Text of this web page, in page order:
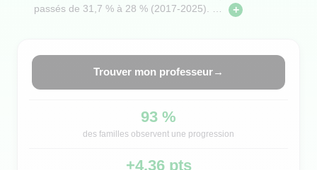
passés de 31,7 % à 28 % (2017-2025). … +
93 %
des familles observent une progression
+4,36 pts
Trouver mon professeur→